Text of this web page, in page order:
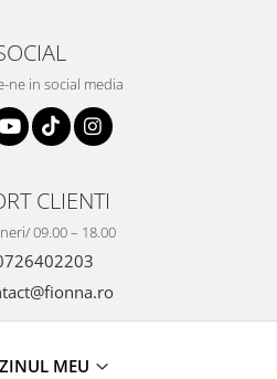
ne in social media
CLIENTI
09.00 – 18.00
MEU